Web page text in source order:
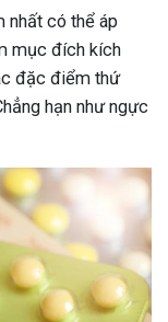
nhất có thể áp
mục đích kích
đặc điểm thứ
hạn như ngực